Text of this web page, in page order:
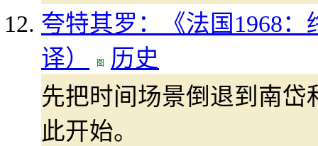
夸特其罗：《法国1968
译）
历史
先把时间场景倒退到南岱
此开始。